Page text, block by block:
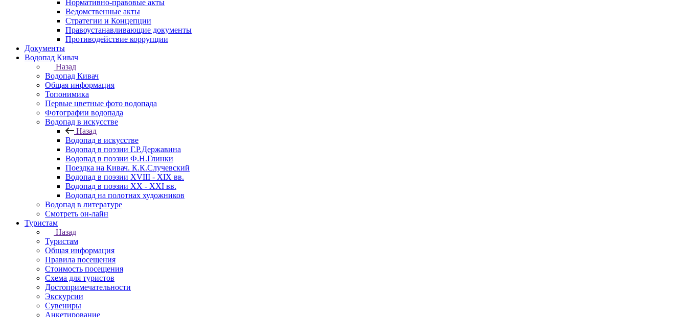
Нормативно-правовые акты
Ведомственные акты
Стратегии и Концепции
Правоустанавливающие документы
Противодействие коррупции
Документы
Водопад Кивач
Назад
Водопад Кивач
Общая информация
Топонимика
Первые цветные фото водопада
Фотографии водопада
Водопад в искусстве
Назад
Водопад в искусстве
Водопад в поэзии Г.Р.Державина
Водопад в поэзии Ф.Н.Глинки
Поездка на Кивач. К.К.Случевский
Водопад в поэзии XVIII - XIX вв.
Водопад в поэзии XX - XXI вв.
Водопад на полотнах художников
Водопад в литературе
Смотреть он-лайн
Туристам
Назад
Туристам
Общая информация
Правила посещения
Стоимость посещения
Схема для туристов
Достопримечательности
Экскурсии
Сувениры
Анкетирование